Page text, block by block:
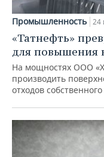
Промышленность 24
«Татнефть»
для повышения
На мощностях ООО
производить
отходов